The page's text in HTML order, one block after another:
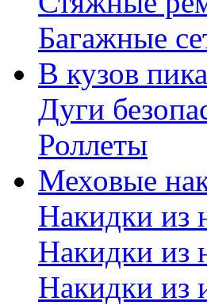
Багажные
В кузов
Дуги
Роллеты
Меховые
Накидки из
Накидки из
Накидки из